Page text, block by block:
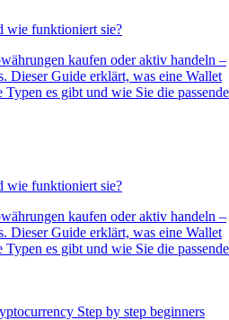
wie funktioniert sie?
kaufen oder aktiv handeln –
Dieser Guide erklärt, was eine Wallet
es gibt und wie Sie die passende
wie funktioniert sie?
kaufen oder aktiv handeln –
Dieser Guide erklärt, was eine Wallet
es gibt und wie Sie die passende